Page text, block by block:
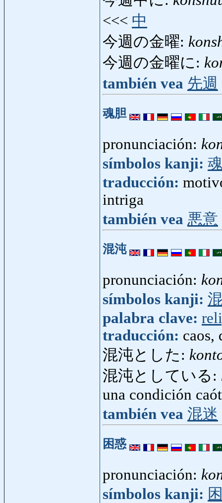
<<< 中
今週の金曜:
今週の金曜に:
también vea 先週
魂胆
pronunciación:
símbolos kanji:
traducción:
intriga
también vea 悪意
混沌
pronunciación:
símbolos kanji:
palabra clave:
traducción: caos,
混沌とした:
混沌としている:
una condición
también vea 混迷
困惑
pronunciación:
símbolos kanji: